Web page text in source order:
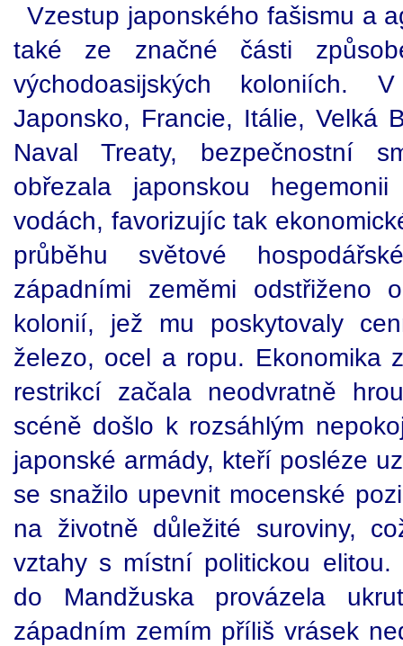
Vzestup japonského fašismu a
také ze značné části
východoasijských koloniích.
Japonsko, Francie, Itálie, Velká
Naval Treaty, bezpečnostní
obřezala japonskou
vodách, favorizujíc tak
průběhu světové
západními zeměmi odstřiženo
kolonií, jež mu poskytovaly
železo, ocel a ropu. Ekonomika
restrikcí začala neodvratně
scéně došlo k rozsáhlým
japonské armády, kteří posléze
se snažilo upevnit mocenské
na životně důležité suroviny,
vztahy s místní politickou elitou.
do Mandžuska provázela
západním zemím příliš vrásek